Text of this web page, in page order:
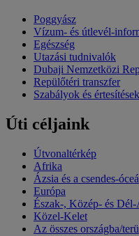
Poggyász
Vízum- és útlevél-
Egészség
Utazási tudnivalók
Dubaji Nemzetközi
Repülőtéri transzfer
Szabályok és értesítések
Úti céljaink
Útvonaltérkép
Afrika
Ázsia és a csendes-
Európa
Észak-, Közép- és
Közel-Kelet
Az összes országba/